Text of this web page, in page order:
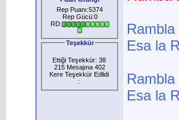
Rep Puanı:5374
Rep Gücü:0
RD:
Teşekkür
Ettiği Teşekkür: 38
215 Mesajına 402
Kere Teşekkür Edlidi
:
Esa la
Esa la